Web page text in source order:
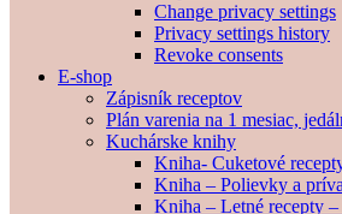
Change privacy settings
Privacy settings history
Revoke consents
E-shop
Zápisník receptov
Plán varenia na 1 mesiac,
Kuchárske knihy
Kniha- Cuketové
Kniha – Polievky a
Kniha – Letné recepty